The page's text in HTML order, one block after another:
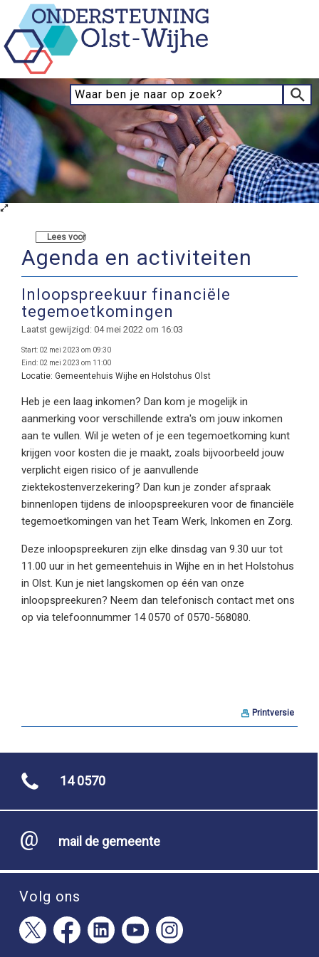
Lees voor
Agenda en activiteiten
Inloopspreekuur financiële
tegemoetkomingen
Laatst gewijzigd: 04 mei 2022 om 16:03
Start: 02 mei 2023 om 09:30
Eind: 02 mei 2023 om 11:00
Locatie: Gemeentehuis Wijhe en Holstohus Olst
Heb je een laag inkomen? Dan kom je mogelijk in
aanmerking voor verschillende extra's om jouw inkomen
aan te vullen. Wil je weten of je een tegemoetkoming kunt
krijgen voor kosten die je maakt, zoals bijvoorbeeld jouw
verplicht eigen risico of je aanvullende
ziektekostenverzekering? Dan kun je zonder afspraak
binnenlopen tijdens de inloopspreekuren voor de financiële
tegemoetkomingen van het Team Werk, Inkomen en Zorg.
Deze inloopspreekuren zijn elke dinsdag van 9.30 uur tot
11.00 uur in het gemeentehuis in Wijhe en in het Holstohus
in Olst. Kun je niet langskomen op één van onze
inloopspreekuren? Neem dan telefonisch contact met ons
op via telefoonnummer 14 0570 of 0570-568080.
Printversie
14 0570
mail de gemeente
Volg ons